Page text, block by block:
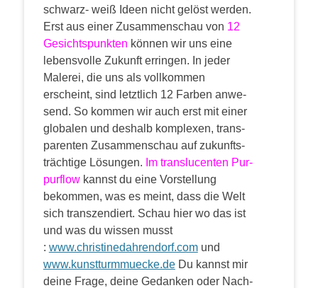
schwarz- weiß Ideen nicht gelöst wer­den.
Erst aus einer Zusam­men­schau von 12
Gesichts­punk­ten kön­nen wir uns eine
lebens­vol­le Zukunft errin­gen. In jeder
Male­rei, die uns als voll­kom­men
erscheint, sind letzt­lich 12 Far­ben anwe­
send. So kom­men wir auch erst mit einer
glo­ba­len und des­halb kom­ple­xen, trans­
pa­ren­ten Zusam­men­schau auf zukunfts­
träch­ti­ge Lösun­gen. Im trans­lu­cen­ten Pur­
pur­flowkannst du eine Vor­stel­lung
bekom­men, was es meint, dass die Welt
sich transzendiert. Schau hier wo das ist
und was du wis­sen musst
: www.christinedahrendorf.comund
www.kunstturmmuecke.de Du kannst mir
dei­ne Fra­ge, dei­ne Gedan­ken oder Nach­